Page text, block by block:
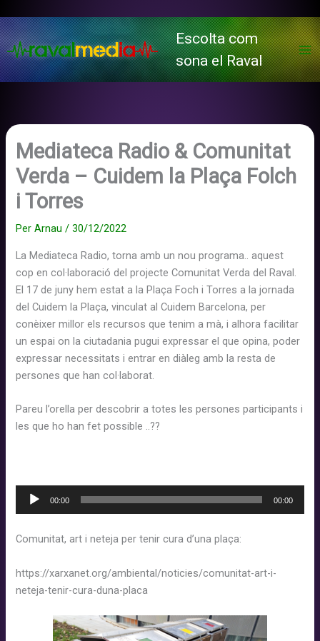
al
contingut
Escolta com
sona el Raval
Mediateca Radio & Comunitat
Verda – Cuidem la Plaça Folch
i Torres
Per Arnau/30/12/2022
La Mediateca Radio, torna amb un nou programa.. aquest
cop en col·laboració del projecte Comunitat Verda del Raval.
El 17 de juny hem estat a la Plaça Foch i Torres a la jornada
del Cuidem la Plaça, vinculat al Cuidem Barcelona, per
conèixer millor els recursos que tenim a mà, i alhora facilitar
un espai on la ciutadania pugui expressar el que opina, poder
expressar necessitats i entrar en diàleg amb la resta de
persones que han col·laborat.
Pareu l’orella per descobrir a totes les persones participants i
les que ho han fet possible ..??
Reproductor
00:00 00:00
Comunitat, art i neteja per tenir cura d’una plaça:
https://xarxanet.org/ambiental/noticies/comunitat-art-i-
neteja-tenir-cura-duna-placa